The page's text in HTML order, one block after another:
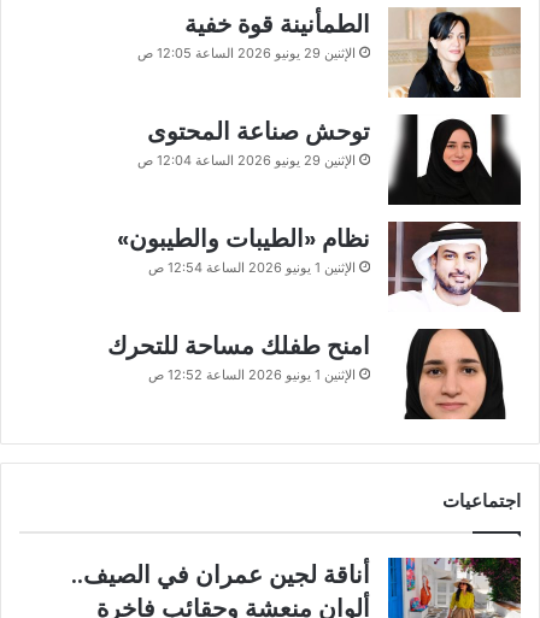
الطمأنينة قوة خفية
الإثنين 29 يونيو 2026 الساعة 12:05 ص
توحش صناعة المحتوى
الإثنين 29 يونيو 2026 الساعة 12:04 ص
نظام «الطيبات والطيبون»
الإثنين 1 يونيو 2026 الساعة 12:54 ص
امنح طفلك مساحة للتحرك
الإثنين 1 يونيو 2026 الساعة 12:52 ص
اجتماعيات
أناقة لجين عمران في الصيف..
ألوان منعشة وحقائب فاخرة